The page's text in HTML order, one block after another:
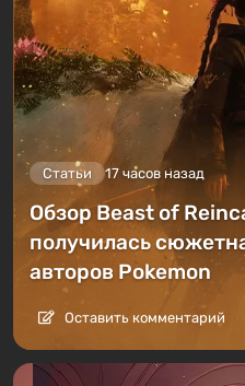
Статьи 17 часов назад
Обзор Beast of
получилась
авторов Pokemon
Оставить комментарий